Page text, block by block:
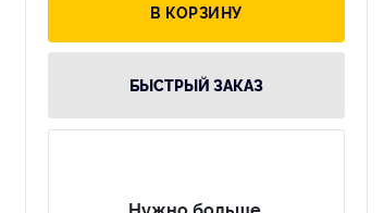
В КОРЗИНУ
БЫСТРЫЙ ЗАКАЗ